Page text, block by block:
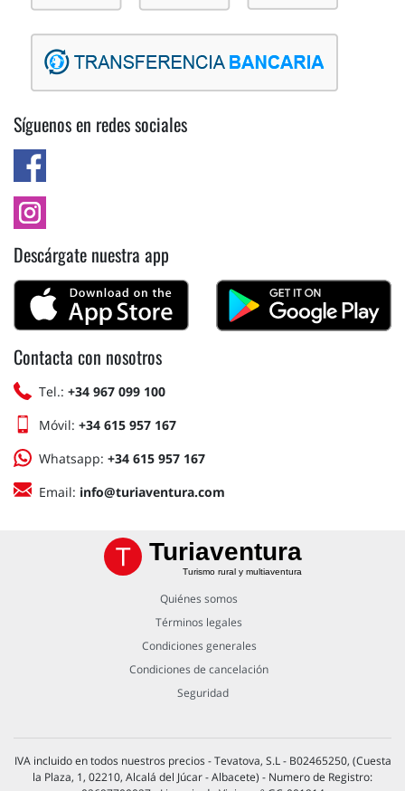
Síguenos en redes sociales
Descárgate nuestra app
Contacta con nosotros
Tel.: +34 967 099 100
Móvil: +34 615 957 167
Whatsapp: +34 615 957 167
Email: info@turiaventura.com
Turiaventura
Turismo rural y multiaventura
Quiénes somos
Términos legales
Condiciones generales
Condiciones de cancelación
Seguridad
IVA incluido en todos nuestros precios - Tevatova, S.L - B02465250, (Cuesta
la Plaza, 1, 02210, Alcalá del Júcar - Albacete) - Numero de Registro: